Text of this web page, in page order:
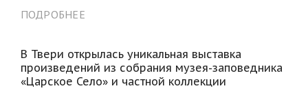
ПОДРОБНЕЕ
В Твери открылась уникальная выставка
произведений из собрания музея-заповедника
«Царское Село» и частной коллекции